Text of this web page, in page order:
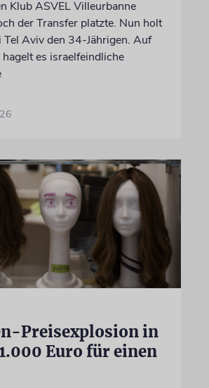
Klub ASVEL Villeurbanne
der Transfer platzte. Nun holt
Tel Aviv den 34-Jährigen. Auf
es israelfeindliche
Preisexplosion in
Euro für einen